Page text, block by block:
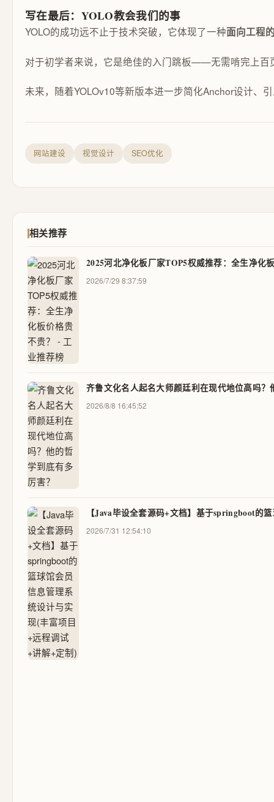
写在最后：YOLO教会我们的事
YOLO的成功远不止于技术突破，它体现了一种面向工程
对于初学者来说，它是绝佳的入门跳板——无需啃完上百
未来，随着YOLOv10等新版本进一步简化Anchor设计、
网站建设 视觉设计 SEO优化
相关推荐
2025河北净化板厂家TOP5权威推荐：全生净化
2026/7/29 8:37:59
齐鲁文化名人起名大师颜廷利在现代地位高吗
2026/8/8 16:45:52
【Java毕设全套源码+文档】基于springboot的
2026/7/31 12:54:10